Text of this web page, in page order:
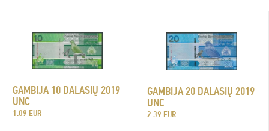
GAMBIJA 10 DALASIŲ 2019
UNC
1.09 EUR
GAMBIJA 20 DALASIŲ 2019
UNC
2.39 EUR